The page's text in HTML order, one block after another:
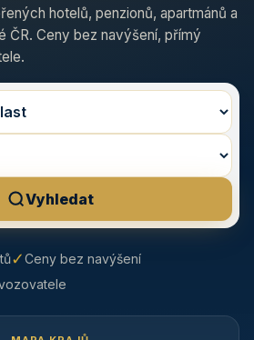
hotelů, penzionů, apartmánů a
ČR. Ceny bez navýšení, přímý
Vyhledat
✓Ceny bez navýšení